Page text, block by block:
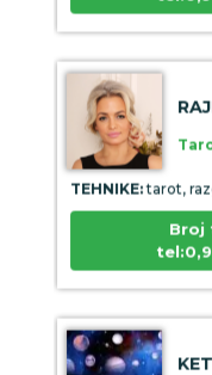
TEHNIKE: tarot,
Broj